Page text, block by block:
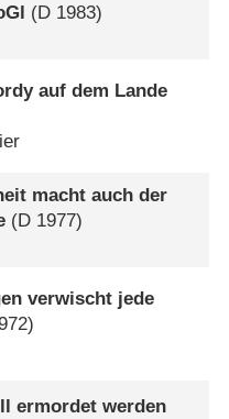
(D 1983)
auf dem Lande
macht auch der
(D 1977)
verwischt jede
ermordet werden